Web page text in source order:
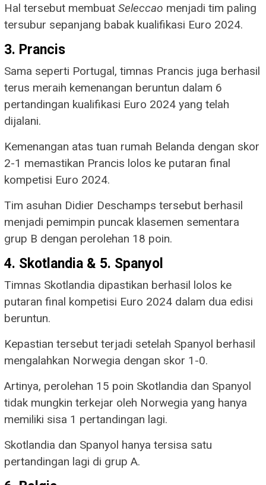
Hal tersebut membuat Seleccao menjadi tim paling
tersubur sepanjang babak kualifikasi Euro 2024.
3. Prancis
Sama seperti Portugal, timnas Prancis juga berhasil
terus meraih kemenangan beruntun dalam 6
pertandingan kualifikasi Euro 2024 yang telah
dijalani.
Kemenangan atas tuan rumah Belanda dengan skor
2-1 memastikan Prancis lolos ke putaran final
kompetisi Euro 2024.
Tim asuhan Didier Deschamps tersebut berhasil
menjadi pemimpin puncak klasemen sementara
grup B dengan perolehan 18 poin.
4. Skotlandia & 5. Spanyol
Timnas Skotlandia dipastikan berhasil lolos ke
putaran final kompetisi Euro 2024 dalam dua edisi
beruntun.
Kepastian tersebut terjadi setelah Spanyol berhasil
mengalahkan Norwegia dengan skor 1-0.
Artinya, perolehan 15 poin Skotlandia dan Spanyol
tidak mungkin terkejar oleh Norwegia yang hanya
memiliki sisa 1 pertandingan lagi.
Skotlandia dan Spanyol hanya tersisa satu
pertandingan lagi di grup A.